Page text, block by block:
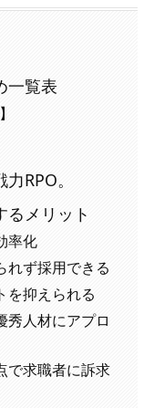
一覧表
RPO。
るメリット
率化
れず採用できる
を抑えられる
秀人材にアプロ
で求職者に訴求